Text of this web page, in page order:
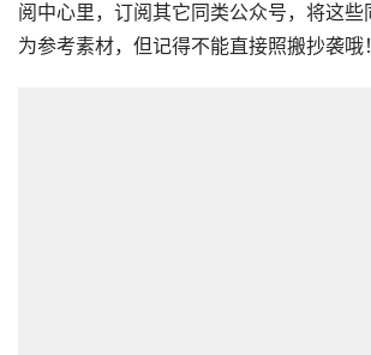
阅中心里，订阅其它同类公众号，将这
为参考素材，但记得不能直接照搬抄袭哦！